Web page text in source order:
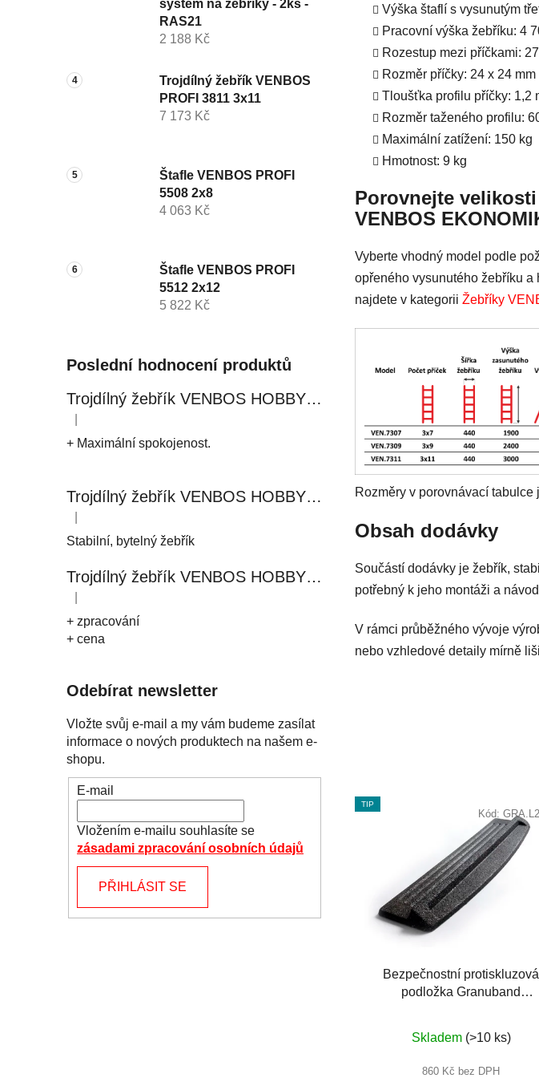
systém na žebříky - 2ks -
RAS21
2 188 Kč
Trojdílný žebřík VENBOS
PROFI 3811 3x11
7 173 Kč
Štafle VENBOS PROFI
5508 2x8
4 063 Kč
Štafle VENBOS PROFI
5512 2x12
5 822 Kč
Poslední hodnocení produktů
Trojdílný žebřík VENBOS HOBBY 4409 3x9
Hodnocení produktu je 5 z 5 hvězdiček.
+ Maximální spokojenost.
Trojdílný žebřík VENBOS HOBBY 4411 3x11
Hodnocení produktu je 5 z 5 hvězdiček.
Stabilní, bytelný žebřík
Trojdílný žebřík VENBOS HOBBY 4408 3x8
Hodnocení produktu je 5 z 5 hvězdiček.
+ zpracování
+ cena
Odebírat newsletter
Vložte svůj e-mail a my vám budeme zasílat
informace o nových produktech na našem e-
shopu.
E-mail
Vložením e-mailu souhlasíte se
zásadami zpracování osobních údajů
PŘIHLÁSIT SE
Výška štaflí s vysunutým
Pracovní výška žebříku: 4
Rozestup mezi příčkami:
Rozměr příčky: 24 x 24 mm
Tloušťka profilu příčky: 1,2
Rozměr taženého profilu:
Maximální zatížení: 150 kg
Hmotnost: 9 kg
Porovnejte
VENBOS
Vyberte vhodný model podle
opřeného vysunutého žebříku a
najdete v kategorii Žebříky
Rozměry v porovnávací tabulce
Obsah dodávky
Součástí dodávky je žebřík,
potřebný k jeho montáži a
V rámci průběžného vývoje
nebo vzhledové detaily mírně
TIP
Bezpečnostní protiskluzová
podložka Granuband
hodnocení
produktu
Skladem (>10 ks)
860 Kč bez DPH
Kód: